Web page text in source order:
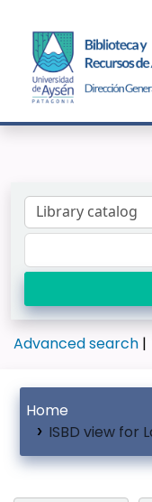
Advanced search
Home
ISBD view for